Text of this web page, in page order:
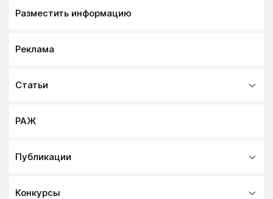
Разместить информацию
Реклама
Статьи
РАЖ
Публикации
Конкурсы